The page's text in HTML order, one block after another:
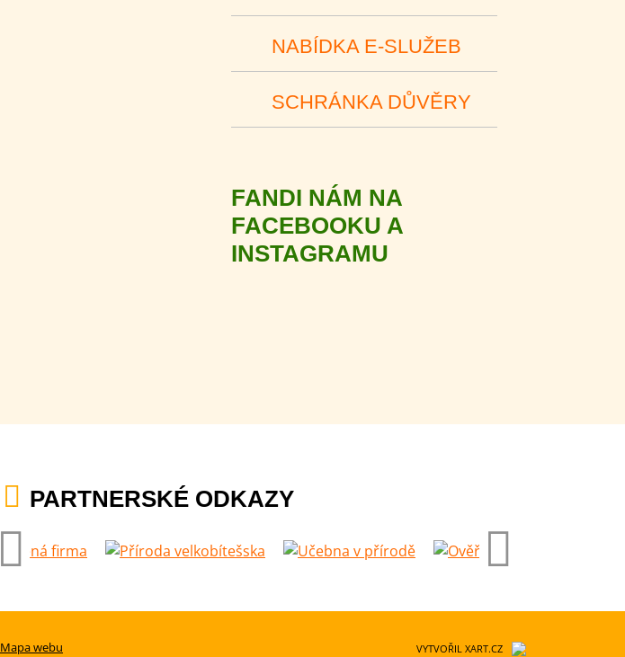
NABÍDKA E-SLUŽEB
SCHRÁNKA DŮVĚRY
FANDI NÁM NA
FACEBOOKU A
INSTAGRAMU
PARTNERSKÉ ODKAZY
VYTVOŘIL XART.CZ
Mapa webu